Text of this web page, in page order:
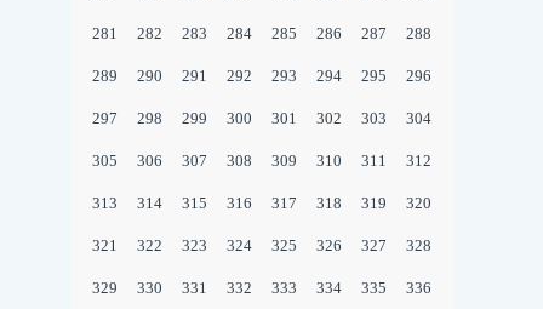
281 282 283 284 285 286 287 288
289 290 291 292 293 294 295 296
297 298 299 300 301 302 303 304
305 306 307 308 309 310 311 312
313 314 315 316 317 318 319 320
321 322 323 324 325 326 327 328
329 330 331 332 333 334 335 336